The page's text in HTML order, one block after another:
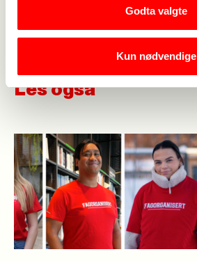
Godta valgte
Kun nødvendige
lønn, avslutter Skeibrok.
Les også